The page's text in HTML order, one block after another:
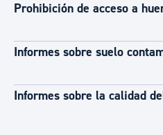
Prohibición de acceso a
Informes sobre suelo
Informes sobre la calidad